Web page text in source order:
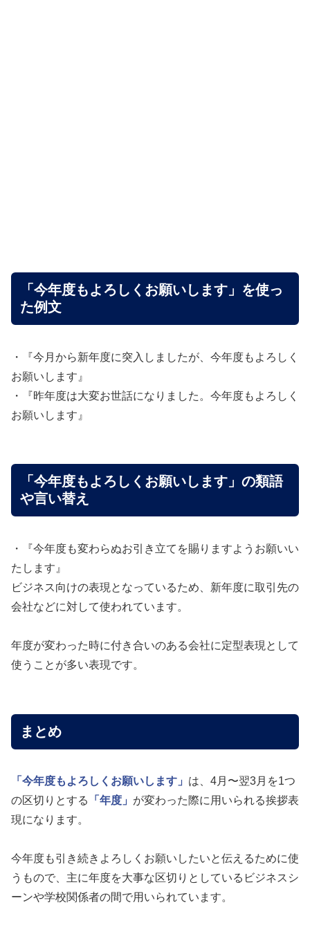
「今年度もよろしくお願いします」を使っ
た例文
・『今月から新年度に突入しましたが、今年度もよろしく
お願いします』
・『昨年度は大変お世話になりました。今年度もよろしく
お願いします』
「今年度もよろしくお願いします」の類語
や言い替え
・『今年度も変わらぬお引き立てを賜りますようお願いい
たします』
ビジネス向けの表現となっているため、新年度に取引先の
会社などに対して使われています。
年度が変わった時に付き合いのある会社に定型表現として
使うことが多い表現です。
まとめ
「今年度もよろしくお願いします」 は、4月〜翌3月を1つ
の区切りとする
「年度」 が変わった際に用いられる挨拶表
現になります。
今年度も引き続きよろしくお願いしたいと伝えるために使
うもので、主に年度を大事な区切りとしているビジネスシ
ーンや学校関係者の間で用いられています。